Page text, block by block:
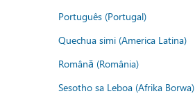
Português (Portugal)
Quechua simi (America Latina)
Română (România)
Sesotho sa Leboa (Afrika Borwa)